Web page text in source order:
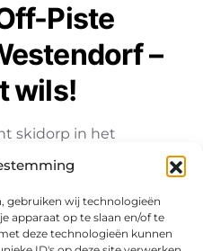
gebruiken wij technologieën
apparaat op te slaan en/of te
deze technologieën kunnen
Piste
–
wils!
skidorp in het
om zijn prachtige
fantastische…